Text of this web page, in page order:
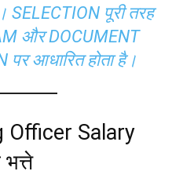
SELECTION पूरी तरह
और DOCUMENT
पर आधारित होता है।
Officer Salary